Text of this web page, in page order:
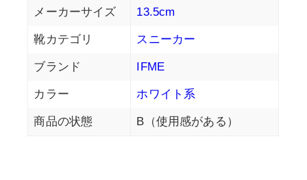
メーカーサイズ 13.5cm
靴カテゴリ スニーカー
ブランド IFME
カラー ホワイト系
商品の状態 B（使用感がある）